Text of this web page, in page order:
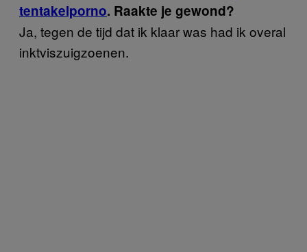
tentakelporno. Raakte je gewond?
Ja, tegen de tijd dat ik klaar was had ik overal
inktviszuigzoenen.